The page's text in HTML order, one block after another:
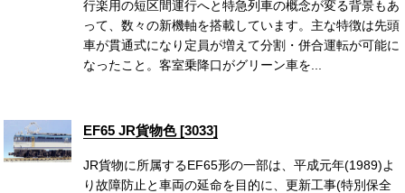
行楽用の短区間運行へと特急列車の概念が変る背景もあ
って、数々の新機軸を搭載しています。主な特徴は先頭
車が貫通式になり定員が増えて分割・併合運転が可能に
なったこと。客室乗降口がグリーン車を...
EF65 JR貨物色 [3033]
JR貨物に所属するEF65形の一部は、平成元年(1989)よ
り故障防止と車両の延命を目的に、更新工事(特別保全